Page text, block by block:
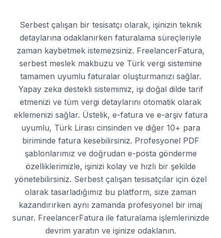
Serbest çalışan bir tesisatçı olarak, işinizin teknik
detaylarına odaklanırken faturalama süreçleriyle
zaman kaybetmek istemezsiniz. FreelancerFatura,
serbest meslek makbuzu ve Türk vergi sistemine
tamamen uyumlu faturalar oluşturmanızı sağlar.
Yapay zeka destekli sistemimiz, işi doğal dilde tarif
etmenizi ve tüm vergi detaylarını otomatik olarak
eklemenizi sağlar. Üstelik, e-fatura ve e-arşiv fatura
uyumlu, Türk Lirası cinsinden ve diğer 10+ para
biriminde fatura kesebilirsiniz. Profesyonel PDF
şablonlarımız ve doğrudan e-posta gönderme
özelliklerimizle, işinizi kolay ve hızlı bir şekilde
yönetebilirsiniz. Serbest çalışan tesisatçılar için özel
olarak tasarladığımız bu platform, size zaman
kazandırırken aynı zamanda profesyonel bir imaj
sunar. FreelancerFatura ile faturalama işlemlerinizde
devrim yaratın ve işinize odaklanın.